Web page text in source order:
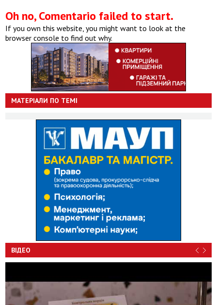
Oh no, Comentario failed to start.
If you own this website, you might want to look at the
browser console to find out why.
МАТЕРІАЛИ ПО ТЕМІ
ВІДЕО